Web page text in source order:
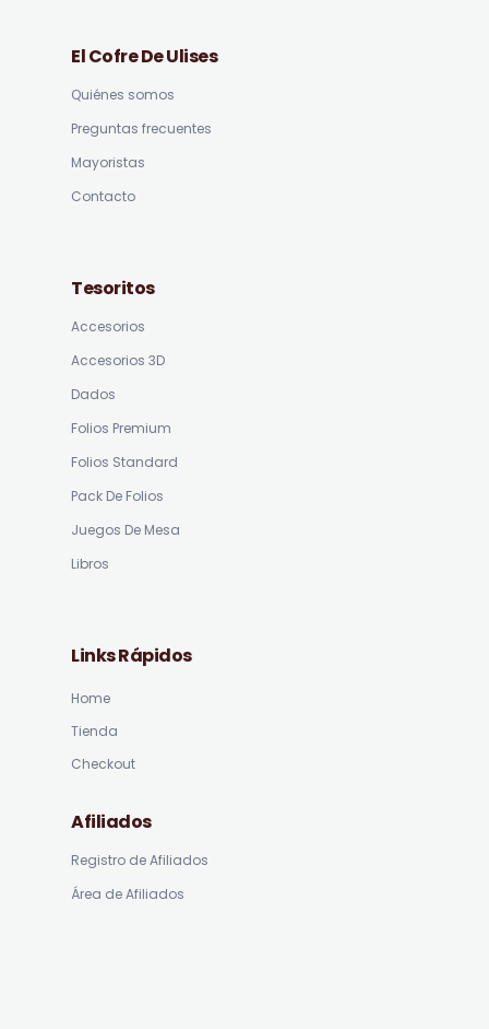
El Cofre De Ulises
Quiénes somos
Preguntas frecuentes
Mayoristas
Contacto
Tesoritos
Accesorios
Accesorios 3D
Dados
Folios Premium
Folios Standard
Pack De Folios
Juegos De Mesa
Libros
Links Rápidos
Home
Tienda
Checkout
Afiliados
Registro de Afiliados
Área de Afiliados